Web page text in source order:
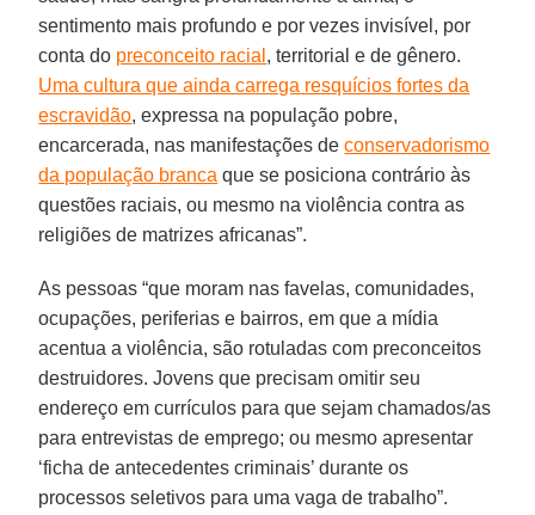
sentimento mais profundo e por vezes invisível, por
conta do preconceito racial , territorial e de gênero.
Uma cultura que ainda carrega resquícios fortes da
escravidão, expressa na população pobre,
encarcerada, nas manifestações deconservadorismo
da população branca que se posiciona contrário às
questões raciais, ou mesmo na violência contra as
religiões de matrizes africanas”.
As pessoas “que moram nas favelas, comunidades,
ocupações, periferias e bairros, em que a mídia
acentua a violência, são rotuladas com preconceitos
destruidores. Jovens que precisam omitir seu
endereço em currículos para que sejam chamados/as
para entrevistas de emprego; ou mesmo apresentar
‘ficha de antecedentes criminais’ durante os
processos seletivos para uma vaga de trabalho”.